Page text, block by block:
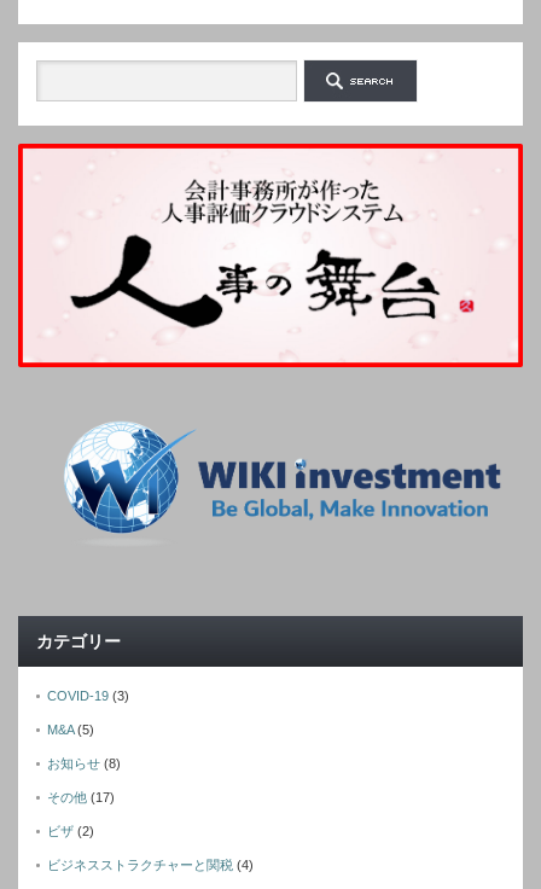
カテゴリー
COVID-19 (3)
M&A(5)
お知らせ (8)
その他 (17)
ビザ (2)
ビジネスストラクチャーと関税 (4)